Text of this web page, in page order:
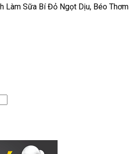
Làm Sữa Bí Đỏ Ngọt Dịu, Béo Thơm